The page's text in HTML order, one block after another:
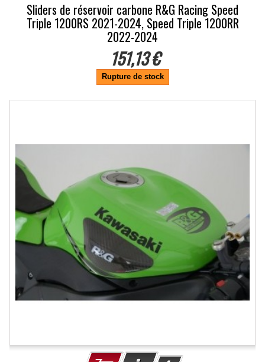
Sliders de réservoir carbone R&G Racing Speed
Triple 1200RS 2021-2024, Speed Triple 1200RR
2022-2024
151,13 €
Rupture de stock